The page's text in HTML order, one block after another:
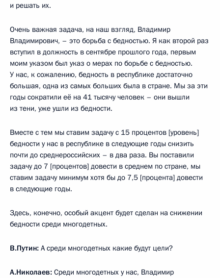
и решать их.
Очень важная задача, на наш взгляд, Владимир
Владимирович, – это борьба с бедностью. Я как второй раз
вступил в должность в сентябре прошлого года, первым
моим указом был указ о мерах по борьбе с бедностью.
У нас, к сожалению, бедность в республике достаточно
большая, одна из самых больших была в стране. Мы за эти
годы сократили её на 41 тысячу человек – они вышли
из тени, уже ушли из бедности.
Вместе с тем мы ставим задачу с 15 процентов [уровень]
бедности у нас в республике в следующие годы снизить
почти до среднероссийских – в два раза. Вы поставили
задачу до 7 [процентов] довести в среднем по стране, мы
ставим задачу минимум хотя бы до 7,5 [процента] довести
в следующие годы.
Здесь, конечно, особый акцент будет сделан на снижении
бедности среди многодетных.
В.Путин: А среди многодетных какие будут цели?
А.Николаев: Среди многодетных у нас, Владимир